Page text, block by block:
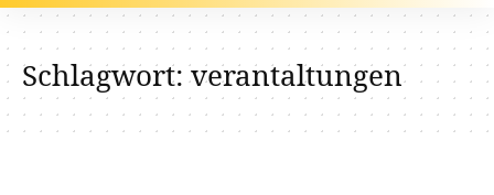
Schlagwort:verantaltungen